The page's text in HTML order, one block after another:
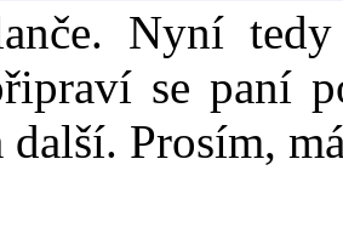
Nyní
se paní
další. Prosím,